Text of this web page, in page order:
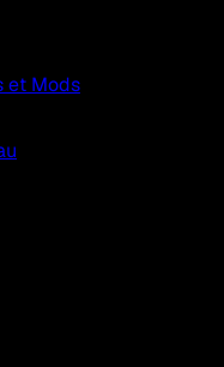
et Mods